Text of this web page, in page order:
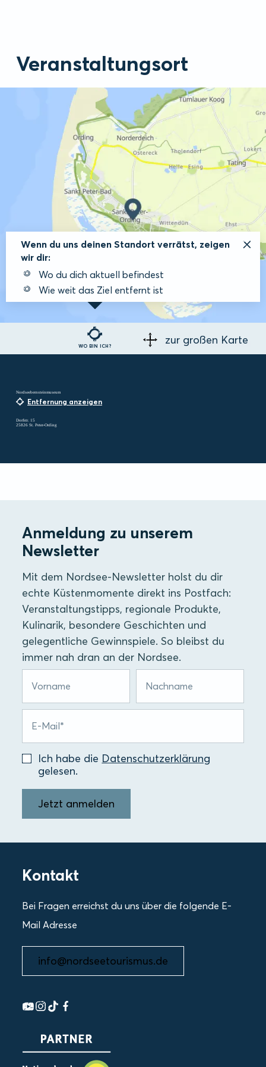
Veranstaltungsort
WO BIN ICH?
Wenn du uns deinen Standort verrätst, zeigen
wir dir:
Wo du dich aktuell befindest
Wie weit das Ziel entfernt ist
zur großen Karte
Nordseebernsteinmuseum
Entfernung anzeigen
Dorfstr. 15
25826 St. Peter-Ording
Anmeldung zu unserem
Newsletter
Mit dem Nordsee-Newsletter holst du dir
echte Küstenmomente direkt ins Postfach:
Veranstaltungstipps, regionale Produkte,
Kulinarik, besondere Geschichten und
gelegentliche Gewinnspiele. So bleibst du
immer nah dran an der Nordsee.
Ich habe die Datenschutzerklärung
gelesen.
Jetzt anmelden
Kontakt
Bei Fragen erreichst du uns über die folgende E-
Mail Adresse
info@nordseetourismus.de